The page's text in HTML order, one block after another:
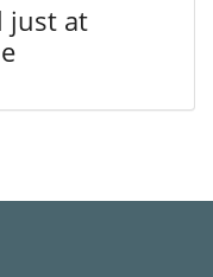
just at